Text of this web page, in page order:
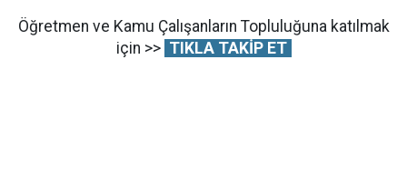
Öğretmen ve Kamu Çalışanların Topluluğuna katılmak
için >> TIKLA TAKİP ET